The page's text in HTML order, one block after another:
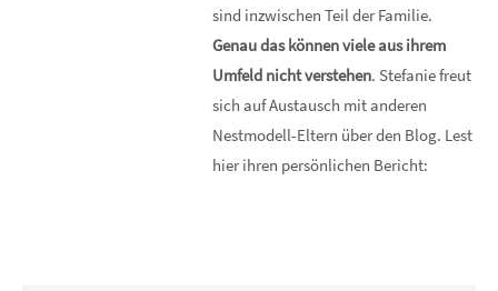
sind inzwischen Teil der Familie.
Genau das können viele aus ihrem
Umfeld nicht verstehen. Stefanie freut
sich auf Austausch mit anderen
Nestmodell-Eltern über den Blog. Lest
hier ihren persönlichen Bericht: